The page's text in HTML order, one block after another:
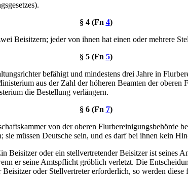
§ 4 (Fn 4)
Beisitzern; jeder von ihnen hat einen oder mehrere
§ 5 (Fn 5)
befähigt und mindestens drei Jahre in
aus der Zahl der höheren Beamten der
die Bestellung verlängern.
§ 6 (Fn 7)
von der oberen Flurbereinigungsbehörde
müssen Deutsche sein, und es darf bei ihnen kein
oder ein stellvertretender Beisitzer ist seines
er seine Amtspflicht gröblich verletzt. Die
oder Stellvertreter erforderlich, so werden diese